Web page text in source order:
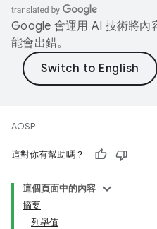
Google 會運用 AI 技術將內
能會出錯。
AOSP
這對你有幫助嗎？
這個頁面中的內容
摘要
列舉值